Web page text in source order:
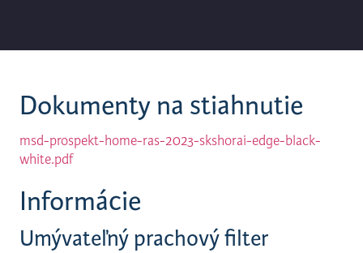
Dokumenty na stiahnutie
msd-prospekt-home-ras-2023-skshorai-edge-black-
white.pdf
Informácie
Umývateľný prachový filter